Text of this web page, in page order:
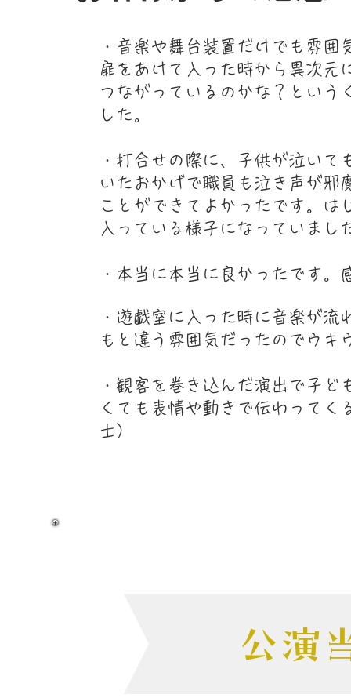
・音楽や舞台装置だけでも雰
扉をあけて入った時から異次元
つながっているのかな？という
した。
・打合せの際に、子供が泣い
いたおかげで職員も泣き声が邪
ことができてよかったです。は
入っている様子になっていまし
・本当に本当に良かったです。
・遊戯室に入った時に音楽が
もと違う雰囲気だったのでウキ
・観客を巻き込んだ演出で子
くても表情や動きで伝わってく
士）
公演